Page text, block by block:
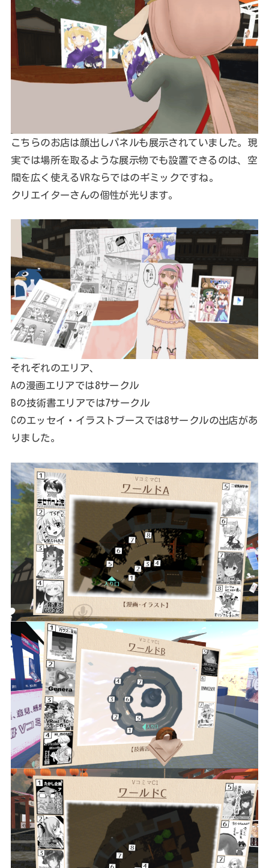
こちらのお店は顔出しパネルも展示されていました。現
実では場所を取るような展示物でも設置できるのは、空
間を広く使えるVRならではのギミックですね。
クリエイターさんの個性が光ります。
それぞれのエリア、
Aの漫画エリアでは8サークル
Bの技術書エリアでは7サークル
Cのエッセイ・イラストブースでは8サークルの出店があ
りました。